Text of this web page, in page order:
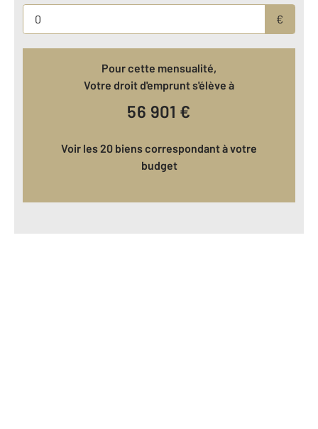
€
Pour cette mensualité,
Votre droit d'emprunt s'élève à
56 901 €
Voir les 20 biens correspondant à votre
budget